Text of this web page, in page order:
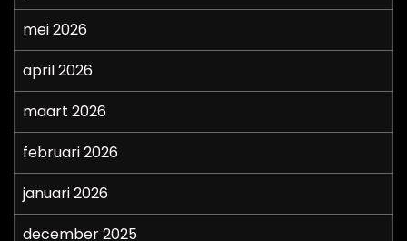
mei 2026
april 2026
maart 2026
februari 2026
januari 2026
december 2025